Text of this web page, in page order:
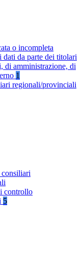
o incompleta
dati da parte dei titolari
di amministrazione, di
1
regionali/provinciali
controllo
5